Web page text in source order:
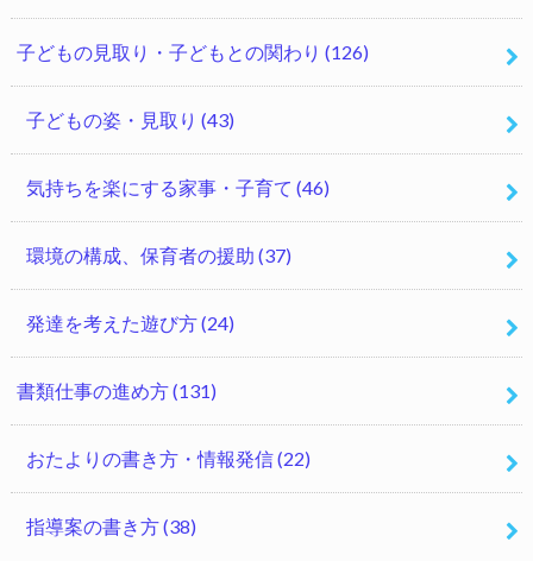
子どもの見取り・子どもとの関わり (126)
子どもの姿・見取り (43)
気持ちを楽にする家事・子育て (46)
環境の構成、保育者の援助 (37)
発達を考えた遊び方(24)
書類仕事の進め方(131)
おたよりの書き方・情報発信(22)
指導案の書き方(38)